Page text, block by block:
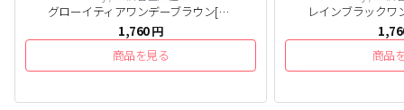
グローイティアワンデーブラウン[1箱10枚]
1,760円
商品を見る
レインブラックワ
商品